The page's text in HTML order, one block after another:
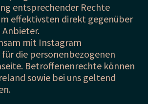
entsprechender Rechte
effektivsten direkt gegenüber
mit Instagram
die personenbezogenen
Betroffenenrechte können
sowie bei uns geltend